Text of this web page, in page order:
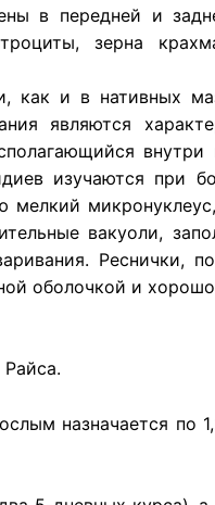
в передней и
зерна
как и в нативных
являются
изучаются при
вакуоли,
Реснички,
оболочкой и
назначается по